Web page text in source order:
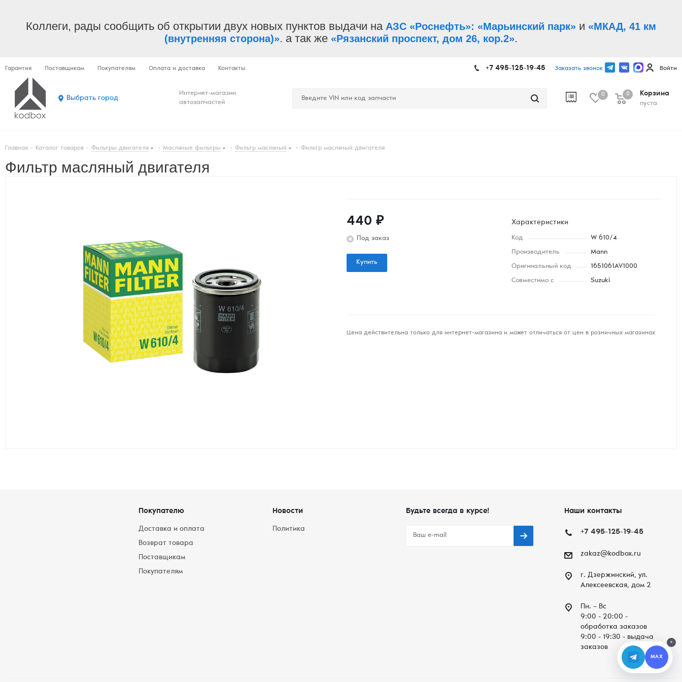
Коллеги, рады сообщить об открытии двух новых пунктов выдачи на АЗС «Роснефть»: «Марьинский парк» и «МКАД, 41 км
(внутренняя сторона)». а так же «Рязанский проспект, дом 26, кор.2».
Гарантия Поставщикам Покупателям Оплата и доставка Контакты +7 495-125-19-45 Заказать звонок Войти
Выбрать город
Интернет-магазин
автозапчастей
0
Корзина
пуста
0
Главная - Каталог товаров - Фильтры двигателя - Масляные фильтры - Фильтр масляный - Фильтр масляный двигателя
Фильтр масляный двигателя
440 ₽
Под заказ
Купить
Характеристики
Код W 610/4
Производитель Mann
Оригинальный код 1651061AV1000
Совместимо с Suzuki
Цена действительна только для интернет-магазина и может отличаться от цен в розничных магазинах
Покупателю
Доставка и оплата
Возврат товара
Поставщикам
Покупателям
Новости
Политика
Будьте всегда в курсе! Наши контакты
+7 495-125-19-45
zakaz@kodbox.ru
г. Дзержинский, ул.
Алексеевская, дом 2
Пн. – Вc
9:00 - 20:00 -
обработка заказов
9:00 - 19:30 - выдача
заказов
×
MAX